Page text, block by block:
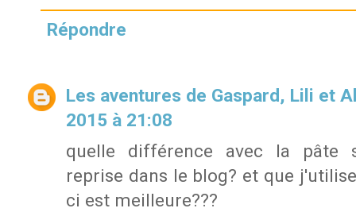
Répondre
Les aventures de Gaspard, Lili et
2015 à 21:08
quelle différence avec la pâte
reprise dans le blog? et que
ci est meilleure???